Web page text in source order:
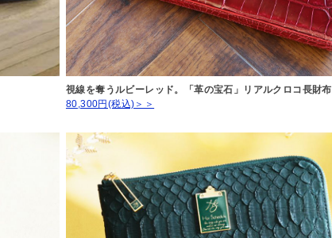
視線を奪うルビーレッド。「革の宝石」リアルクロコ長財布
80,300円(税込)＞＞